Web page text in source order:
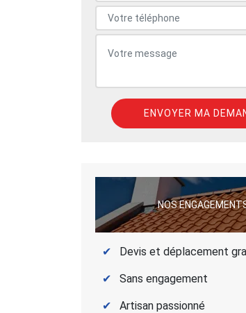
NOS
Devis et déplacement
Sans engagement
Artisan passionné